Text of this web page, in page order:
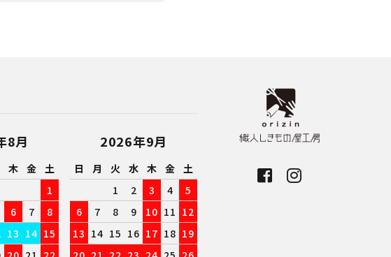
8月
木 金
土
1
6 7
8
13 14 15
2026年9月
日 月 火 水 木 金
土
1
2 3 4
5
6
7 8 9 10 11 12
13 14 15 16 17 18 19